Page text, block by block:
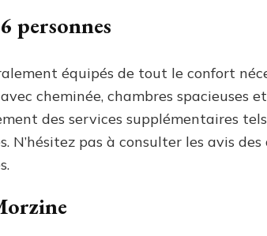
personnes
équipés de tout le confort
cheminée, chambres spacieuses
des services supplémentaires
N’hésitez pas à consulter les avis